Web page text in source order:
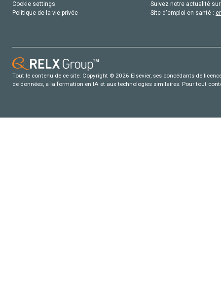
Cookie settings
Politique de la vie privée
Suivez notre actualité
Site d'emploi en santé :
Tout le contenu de ce site: Copyright © 2026 Elsevier, ses concédants de
de données, a la formation en IA et aux technologies similaires. Pour tout